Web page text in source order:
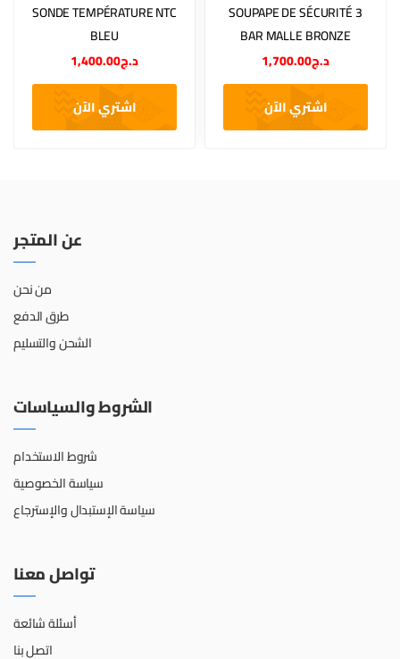
SONDE TEMPÉRATURE NTC
BLEU
د.ج1,400.00
اشتري الآن
SOUPAPE DE SÉCURITÉ 3
BAR MALLE BRONZE
د.ج1,700.00
اشتري الآن
عن المتجر
من نحن
طرق الدفع
الشحن والتسليم
الشروط والسياسات
شروط الاستخدام
سياسة الخصوصية
سياسة الإستبدال والإسترجاع
تواصل معنا
أسئلة شائعة
اتصل بنا